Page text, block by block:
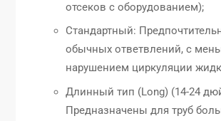
отсеков с оборудованием);
Стандартный:
обычных ответвлений, с
нарушением циркуляции
Длинный тип (Long) (14-24
Предназначены для труб